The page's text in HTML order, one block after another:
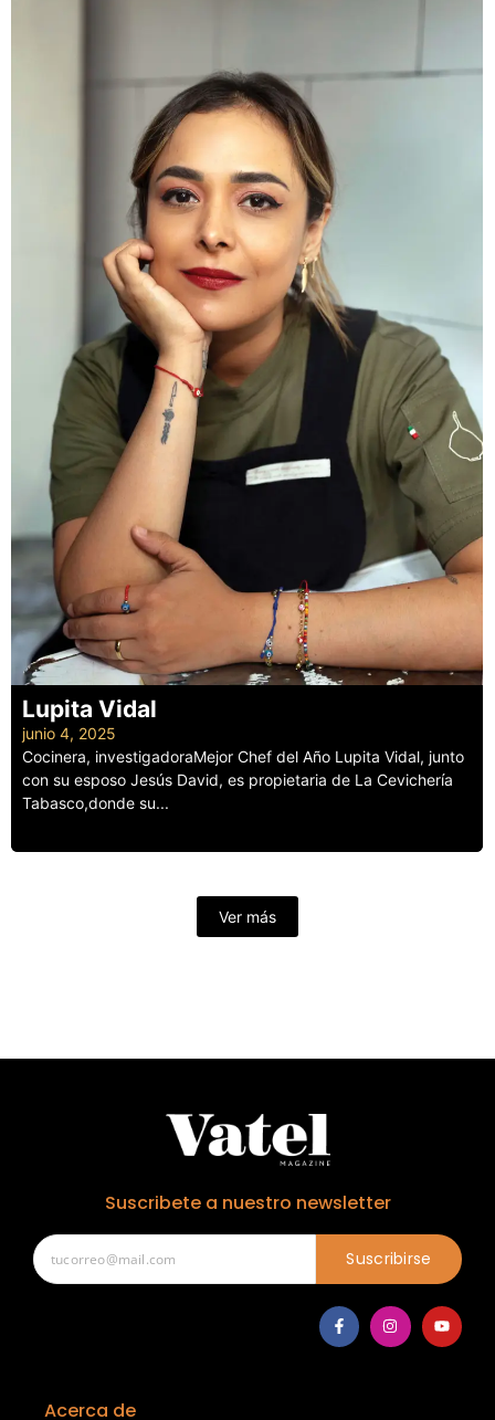
Lupita Vidal
junio 4, 2025
Cocinera, investigadoraMejor Chef del Año Lupita Vidal, junto
con su esposo Jesús David, es propietaria de La Cevichería
Tabasco,donde su...
Ver más
Suscribete a nuestro newsletter
Suscribirse
Acerca de